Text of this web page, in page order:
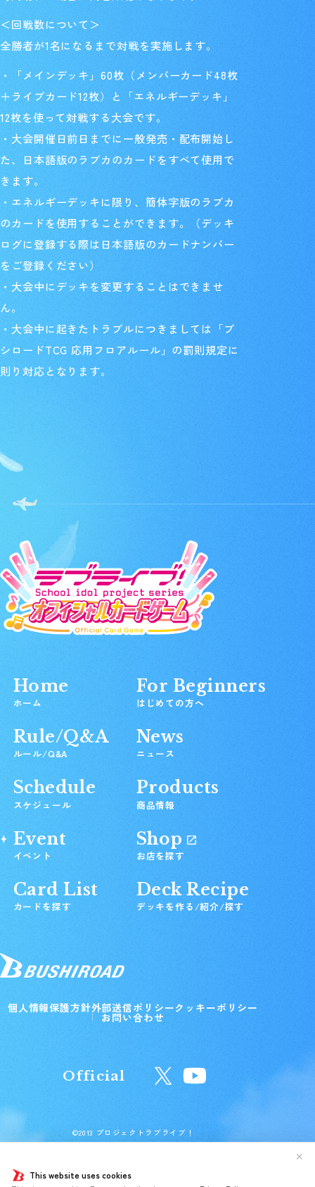
This website uses cookies
✕
＜回戦数について＞
全勝者が1名になるまで対戦を実施します。
・「メインデッキ」60枚（メンバーカード48枚
＋ライブカード12枚）と「エネルギーデッキ」
12枚を使って対戦する大会です。
・大会開催日前日までに一般発売・配布開始し
た、日本語版のラブカのカードをすべて使用で
きます。
・エネルギーデッキに限り、簡体字版のラブカ
のカードを使用することができます。（デッキ
ログに登録する際は日本語版のカードナンバー
をご登録ください）
・大会中にデッキを変更することはできませ
ん。
・大会中に起きたトラブルにつきましては「ブ
シロードTCG 応用フロアルール」の罰則規定に
則り対応となります。
Home
ホーム
For Beginners
はじめての方へ
Rule/Q&A
ルール/Q&A
News
ニュース
Schedule
スケジュール
Products
商品情報
Event
イベント
Shop
お店を探す
Card List
カードを探す
Deck Recipe
デッキを作る/紹介/探す
個人情報保護方針外部送信ポリシークッキーポリシー
お問い合わせ
Official
©2013 プロジェクトラブライブ！
©2017 プロジェクトラブライブ！サンシャイン!!
©2024 プロジェクトラブライブ！スーパースター!!
©プロジェクトラブライブ！蓮ノ空女学院スクールアイドルクラブ